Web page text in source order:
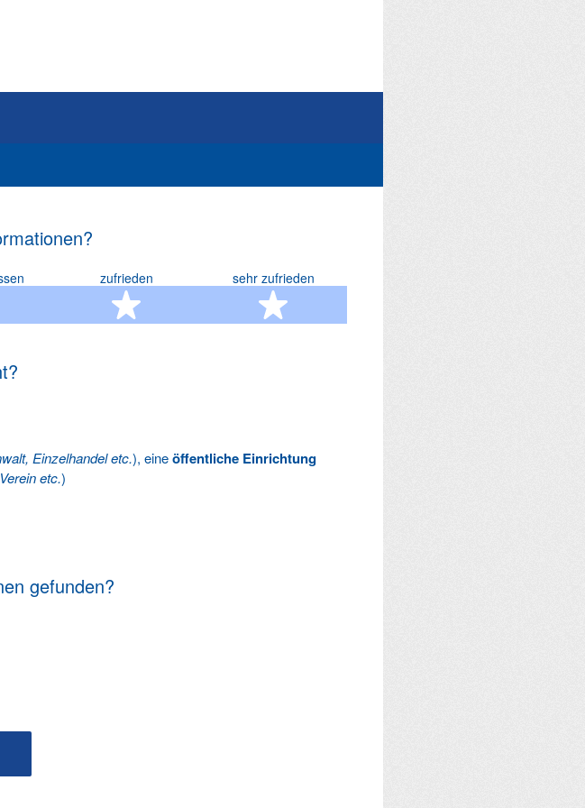
Sterne
zufrieden
4 Sterne
sehr zufrieden
5 Sterne
Einzelhandel etc.), eineöffentliche Einrichtung
etc.)
gefunden?